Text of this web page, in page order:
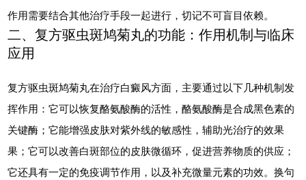
作用需要结合其他治疗手段一起进行，切记不可盲目依赖。
二、复方驱虫斑鸠菊丸的功能：作用机制与临床
应用
复方驱虫斑鸠菊丸在治疗白癜风方面，主要通过以下几种机制发
挥作用：它可以恢复酪氨酸酶的活性，酪氨酸酶是合成黑色素的
关键酶；它能增强皮肤对紫外线的敏感性，辅助光治疗的效果
果；它可以改善白斑部位的皮肤微循环，促进营养物质的供应；
它还具有一定的免疫调节作用，以及补充微量元素的功效。换句